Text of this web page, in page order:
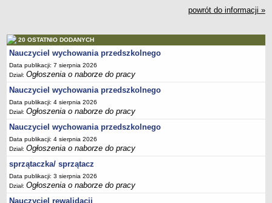
2021
2022
2023
2024
2025
OGŁOSZENIA
DEKLARACJA DOSTĘPNOŚCI
2021
2025
powrót do informacji »
20 OSTATNIO DODANYCH
Nauczyciel wychowania przedszkolnego
Data publikacji: 7 sierpnia 2026
Dział:Ogłoszenia o naborze do pracy
Nauczyciel wychowania przedszkolnego
Data publikacji: 4 sierpnia 2026
Dział:Ogłoszenia o naborze do pracy
Nauczyciel wychowania przedszkolnego
Data publikacji: 4 sierpnia 2026
Dział:Ogłoszenia o naborze do pracy
sprzątaczka/ sprzątacz
Data publikacji: 3 sierpnia 2026
Dział:Ogłoszenia o naborze do pracy
Nauczyciel rewalidacji